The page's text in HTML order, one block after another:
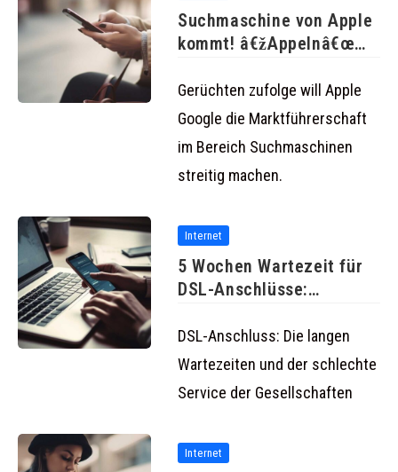
Suchmaschine von Apple
kommt! â€žAppelnâ€œ
Gerüchten zufolge will Apple
Google die Marktführerschaft
im Bereich Suchmaschinen
streitig machen.
Internet
5 Wochen Wartezeit für
DSL-Anschlüsse:
DSL-Anschluss: Die langen
Wartezeiten und der schlechte
Service der Gesellschaften
Internet